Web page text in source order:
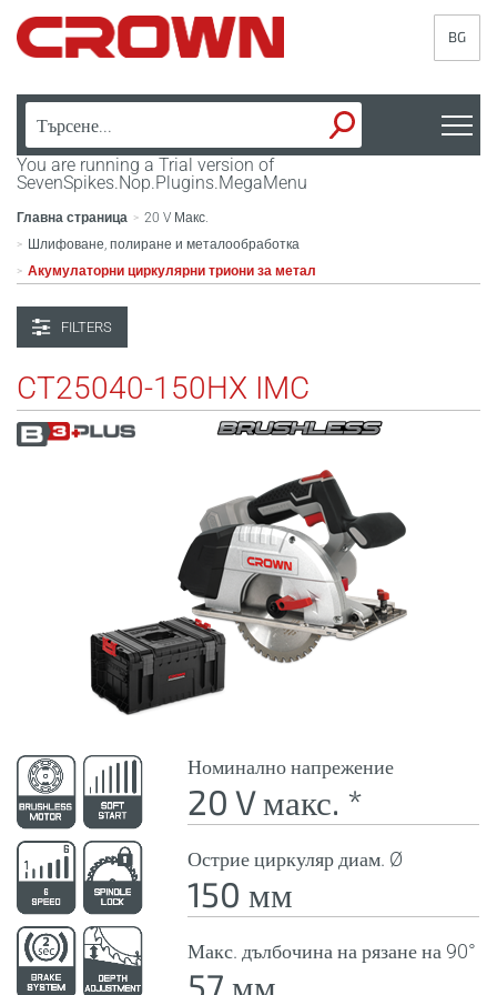
BG
You are running a Trial version of
SevenSpikes.Nop.Plugins.MegaMenu
Главна страница > 20 V Макс.
> Шлифоване, полиране и металообработка
> Акумулаторни циркулярни триони за метал
FILTERS
CT25040-150HX IMC
Номинално напрежение
20 V макс. *
Острие циркуляр диам. Ø
150 мм
Макс. дълбочина на рязане на 90°
57 мм